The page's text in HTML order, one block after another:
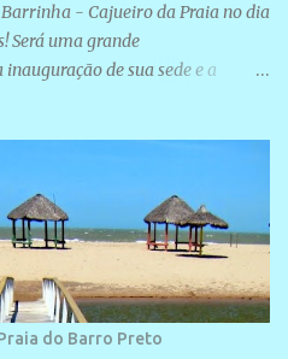
- Cajueiro da Praia no dia
Será uma grande
de sua sede e a
do Barro Preto